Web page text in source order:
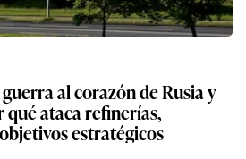
al corazón de Rusia y
qué ataca refinerías,
estratégicos